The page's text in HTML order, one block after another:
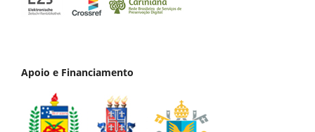
Apoio e Financiamento